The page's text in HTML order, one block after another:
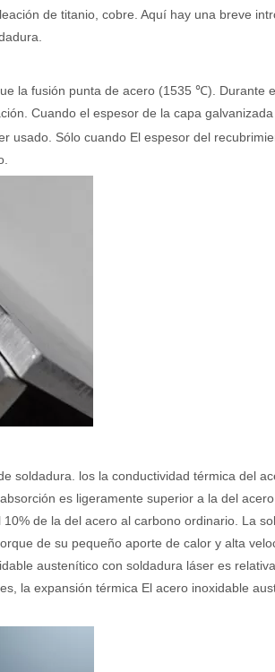
e inspirador del original. Shining
de titanio, cobre. Aquí hay una breve
la fusión punta de acero (1535 ℃). Durante
Cuando el espesor de la capa
usado. Sólo cuando El espesor del
soldadura. los la conductividad térmica del
es ligeramente superior a la del
de la del acero al carbono ordinario. La
de su pequeño aporte de calor y alta
austenítico con soldadura láser es
la expansión térmica El acero inoxidable